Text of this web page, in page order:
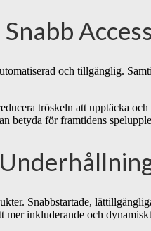
och tillgänglig.
tröskeln att upptäcka
betyda för framtidens
Snabbstartade,
inkluderande och